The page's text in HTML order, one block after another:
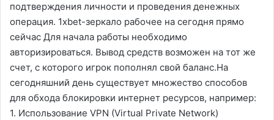
подтверждения личности и проведения денежных
операция. 1xbet-зеркало рабочее на сегодня прямо
сейчас Для начала работы необходимо
авторизироваться. Вывод средств возможен на тот же
счет, с которого игрок пополнял свой баланс.На
сегодняшний день существует множество способов
для обхода блокировки интернет ресурсов, например:
1. Использование VPN (Virtual Private Network)